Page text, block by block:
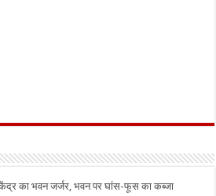
का भवन जर्जर, भवन पर घांस-फूस का कब्जा